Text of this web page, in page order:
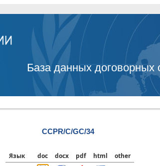
База данных договорных
CCPR/C/GC/34
Язык doc docx pdf html
other